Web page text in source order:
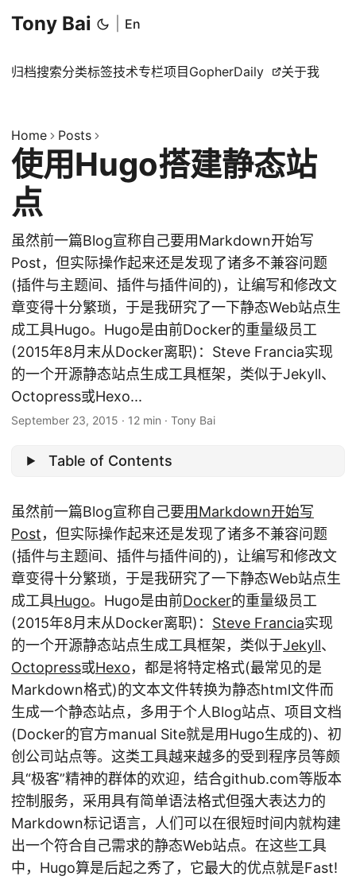
Tony Bai En
归档搜索分类标签技术专栏项目 GopherDaily 关于我
Home Posts
使用Hugo搭建静态站
点
虽然前一篇Blog宣称自己要用Markdown开始写
Post，但实际操作起来还是发现了诸多不兼容问题
(插件与主题间、插件与插件间的)，让编写和修改文
章变得十分繁琐，于是我研究了一下静态Web站点生
成工具Hugo。Hugo是由前Docker的重量级员工
(2015年8月末从Docker离职)：Steve Francia实现
的一个开源静态站点生成工具框架，类似于Jekyll、
Octopress或Hexo...
September 23, 2015 · 12 min · Tony Bai
Table of Contents
虽然前一篇Blog宣称自己要用Markdown开始写
Post，但实际操作起来还是发现了诸多不兼容问题
(插件与主题间、插件与插件间的)，让编写和修改文
章变得十分繁琐，于是我研究了一下静态Web站点生
成工具Hugo。Hugo是由前Docker的重量级员工
(2015年8月末从Docker离职)： Steve Francia实现
的一个开源静态站点生成工具框架，类似于Jekyll、
Octopress或Hexo，都是将特定格式(最常见的是
Markdown格式)的文本文件转换为静态html文件而
生成一个静态站点，多用于个人Blog站点、项目文档
(Docker的官方manual Site就是用Hugo生成的)、初
创公司站点等。这类工具越来越多的受到程序员等颇
具“极客”精神的群体的欢迎，结合github.com等版本
控制服务，采用具有简单语法格式但强大表达力的
Markdown标记语言，人们可以在很短时间内就构建
出一个符合自己需求的静态Web站点。在这些工具
中，Hugo算是后起之秀了，它最大的优点就是Fast!